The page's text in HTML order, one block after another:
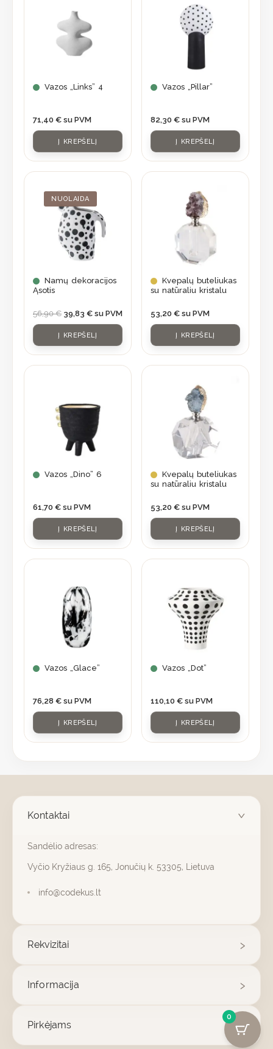
Vazos „Links” 4
71,40 € su PVM
Į KREPŠELĮ
Vazos „Pillar”
82,30 € su PVM
Į KREPŠELĮ
NUOLAIDA
Namų dekoracijos
Ąsotis
56,90€
was:
56,90 €.
39,83 €
is:
39,83 €.
su PVM
Į KREPŠELĮ
Kvepalų buteliukas
su natūraliu kristalu
53,20 € su PVM
Į KREPŠELĮ
Vazos „Dino” 6
61,70 € su PVM
Į KREPŠELĮ
Kvepalų buteliukas
su natūraliu kristalu
53,20 € su PVM
Į KREPŠELĮ
Vazos „Glace”
76,28 € su PVM
Į KREPŠELĮ
Vazos „Dot”
110,10 € su PVM
Į KREPŠELĮ
Kontaktai
Sandėlio adresas:
Vyčio Kryžiaus g. 165, Jonučių k. 53305, Lietuva
info@codekus.lt
Rekvizitai
Informacija
Pirkėjams
0